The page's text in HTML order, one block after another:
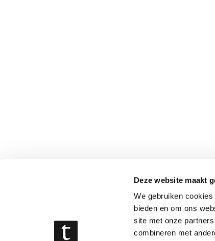
Deze website maakt
We gebruiken
bieden en om ons
site met onze
combineren met